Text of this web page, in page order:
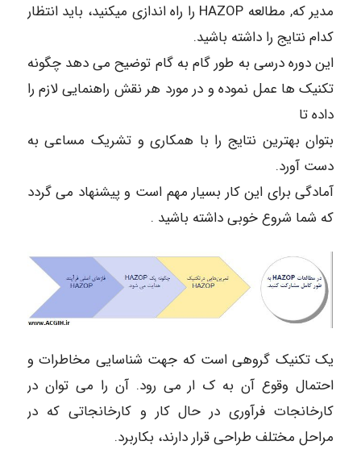
مدیر که, مطالعه HAZOP را راه اندازی میکنید، باید انتظار
کدام نتایج را داشته باشید.
این دوره درسی به طور گام به گام توضیح می دهد چگونه
تکنیک ها عمل نموده و در مورد هر نقش راهنمایی لازم را
داده تا
بتوان بهترین نتایج را با همکاری و تشریک مساعی به
دست آورد.
آمادگی برای این کار بسیار مهم است و پیشنهاد می گردد
که شما شروع خوبی داشته باشید .
یک تکنیک گروهی است که جهت شناسایی مخاطرات و
احتمال وقوع آن به ک ار می رود. آن را می توان در
کارخانجات فرآوری در حال کار و کارخانجاتی که در
مراحل مختلف طراحی قرار دارند، بکاربرد.